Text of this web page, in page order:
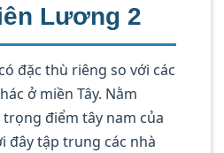
Lương 2
đặc thù riêng so với các
ở miền Tây. Nằm
điểm tây nam của
đây tập trung các nhà